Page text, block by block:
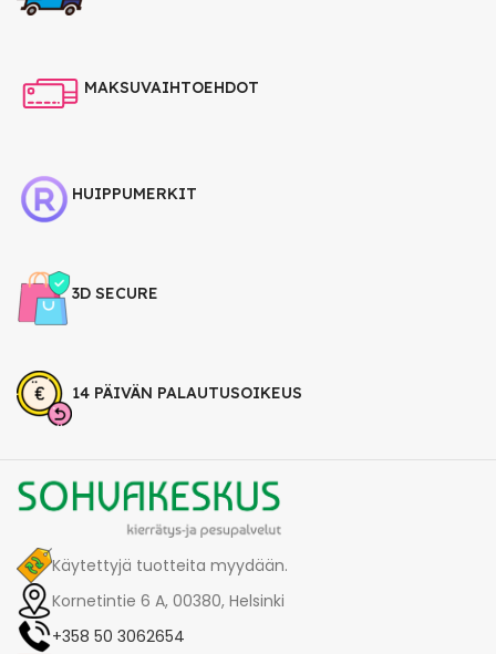
MAKSUVAIHTOEHDOT
HUIPPUMERKIT
3D SECURE
14 PÄIVÄN PALAUTUSOIKEUS
Käytettyjä tuotteita myydään.
Kornetintie 6 A, 00380, Helsinki
+358 50 3062654